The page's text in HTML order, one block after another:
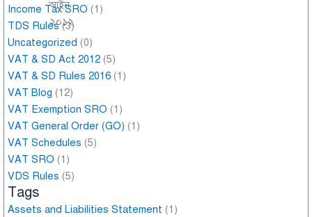
Income Tax SRO (1)
TDS Rules(3)
Uncategorized (0)
VAT & SD Act 2012 (5)
VAT & SD Rules 2016 (1)
VAT Blog (12)
VAT Exemption SRO (1)
VAT General Order (GO) (1)
VAT Schedules (5)
VAT SRO (1)
VDS Rules (5)
Tags
Assets and Liabilities Statement (1)